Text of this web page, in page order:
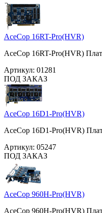
AceCop 16RT-Pro(HVR)
AceCop 16RT-Pro(HVR)
Артикул: 01281
ПОД ЗАКАЗ
AceCop 16D1-Pro(HVR)
AceCop 16D1-Pro(HVR)
Артикул: 05247
ПОД ЗАКАЗ
AceCop 960H-Pro(HVR)
AceCop 960H-Pro(HVR)